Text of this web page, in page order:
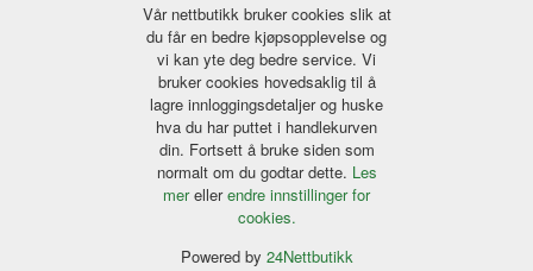
Vår nettbutikk bruker cookies slik at
du får en bedre kjøpsopplevelse og
vi kan yte deg bedre service. Vi
bruker cookies hovedsaklig til å
lagre innloggingsdetaljer og huske
hva du har puttet i handlekurven
din. Fortsett å bruke siden som
normalt om du godtar dette. Les
merellerendre innstillinger for
cookies.
Powered by 24Nettbutikk